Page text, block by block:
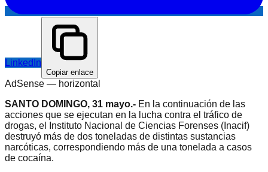
LinkedIn
Copiar enlace
AdSense — horizontal
SANTO DOMINGO, 31 mayo.- En la continuación de las
acciones que se ejecutan en la lucha contra el tráfico de
drogas, el Instituto Nacional de Ciencias Forenses (Inacif)
destruyó más de dos toneladas de distintas sustancias
narcóticas, correspondiendo más de una tonelada a casos
de cocaína.